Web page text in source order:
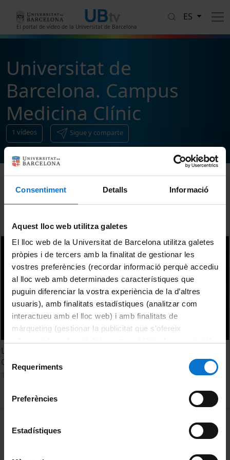
Consentiment Detalls Informació
Aquest lloc web utilitza galetes
El lloc web de la Universitat de Barcelona utilitza galetes
pròpies i de tercers amb la finalitat de gestionar les
vostres preferències (recordar informació perquè accediu
al lloc web amb determinades característiques que
puguin diferenciar la vostra experiència de la d’altres
usuaris), amb finalitats estadístiques (analitzar com
interactueu amb el lloc web) i amb finalitats de
màrqueting (gestionar la publicitat que s’ofereix
consultar laPolítica de galetes del lloc web de la
Selecció
Requeriments
Preferències
Estadístiques
El portal de vídeo de la Universitat de Barcelona
ES
Universitat de
Barcelona. Campus
Medicina Clínic
1 vídeos Sigue y comparte
Ordenar
Lliurament del Jurament Hipocràtic. Facultat de Medicina -
Campus Clínic. Promoció 2005-2011
17 Junio, 2011
MENÚ PEU 1
Política de Cookies